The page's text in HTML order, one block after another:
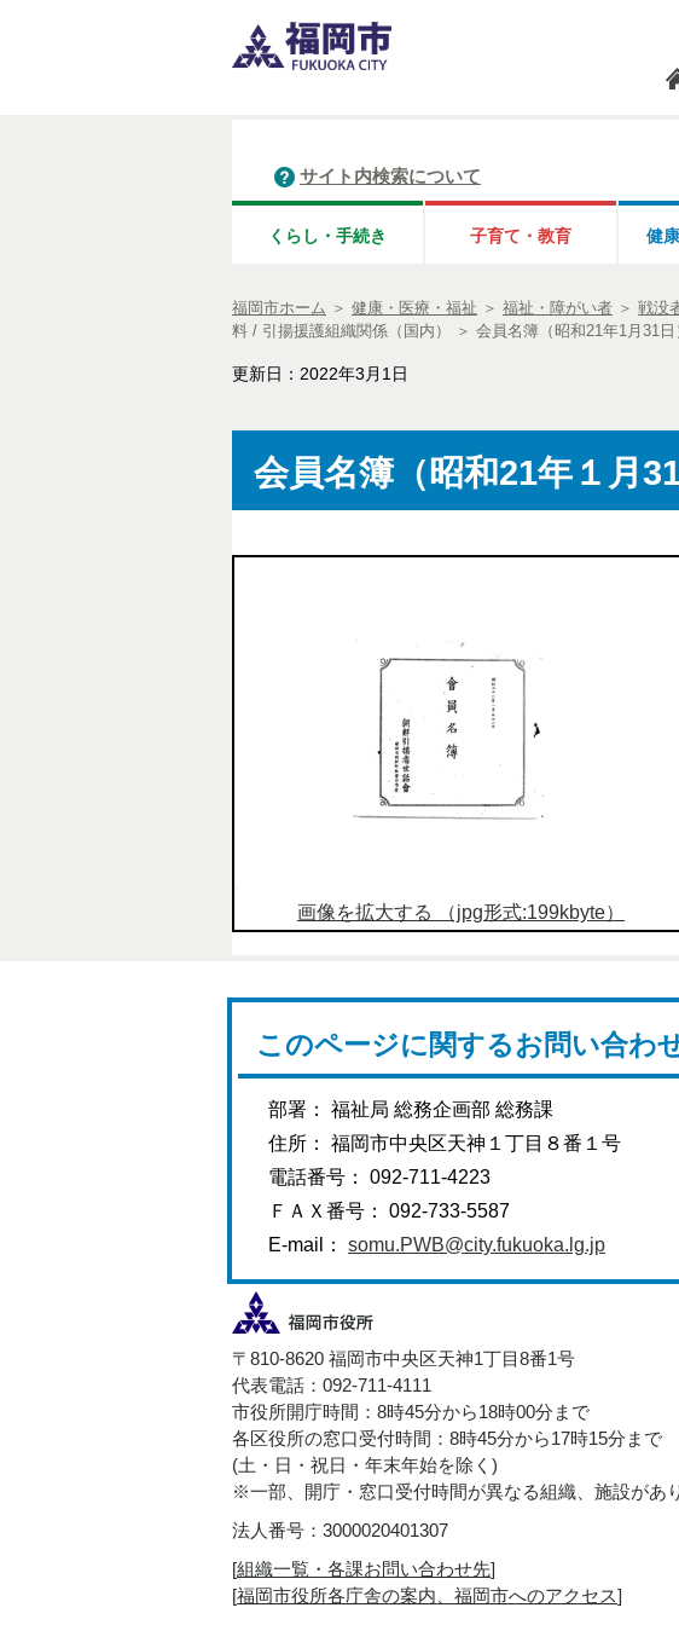
サイト内検索について
くらし・手続き 子育て・教育 健
福岡市ホーム ＞ 健康・医療・福祉 ＞ 福祉・障がい者 ＞ 戦没
料 / 引揚援護組織関係（国内）
＞ 会員名簿（昭和21年1月31日
更新日：2022年3月1日
会員名簿（昭和21年１月
画像を拡大する （jpg形式:199kbyte）
このページに関するお問い合わ
部署： 福祉局 総務企画部 総務課
住所： 福岡市中央区天神１丁目８番１号
電話番号： 092-711-4223
ＦＡＸ番号： 092-733-5587
E-mail： somu.PWB@city.fukuoka.lg.jp
〒810-8620 福岡市中央区天神1丁目8番1号
代表電話：092-711-4111
市役所開庁時間：8時45分から18時00分まで
各区役所の窓口受付時間：8時45分から17時15分まで
(土・日・祝日・年末年始を除く)
※一部、開庁・窓口受付時間が異なる組織、施設があ
法人番号：3000020401307
[組織一覧・各課お問い合わせ先]
[福岡市役所各庁舎の案内、福岡市へのアクセス]